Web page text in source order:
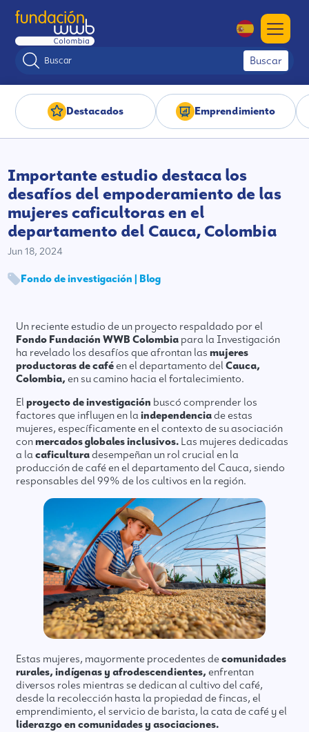
Buscar
Destacados Emprendimiento
Importante estudio destaca los
desafíos del empoderamiento de las
mujeres caficultoras en el
departamento del Cauca, Colombia
Jun 18, 2024
Fondo de investigación | Blog
Un reciente estudio de un proyecto respaldado por el
Fondo Fundación WWB Colombia para la Investigación
ha revelado los desafíos que afrontan lasmujeres
productoras de caféen el departamento delCauca,
Colombia, en su camino hacia el fortalecimiento.
Elproyecto de investigación buscó comprender los
factores que influyen en laindependenciade estas
mujeres, específicamente en el contexto de su asociación
conmercados globales inclusivos. Las mujeres dedicadas
a lacaficulturadesempeñan un rol crucial en la
producción de café en el departamento del Cauca, siendo
responsables del 99% de los cultivos en la región.
Estas mujeres, mayormente procedentes decomunidades
rurales, indígenas y afrodescendientes,enfrentan
diversos roles mientras se dedican al cultivo del café,
desde la recolección hasta la propiedad de fincas, el
emprendimiento, el servicio de barista, la cata de café y el
liderazgo en comunidades y asociaciones.